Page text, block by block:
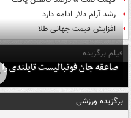
رشد آرام دلار ادامه دارد
افزایش قیمت جهانی طلا
فیلم برگزیده
صاعقه جان فوتبالیست تایلندی
برگزیده ورزشی